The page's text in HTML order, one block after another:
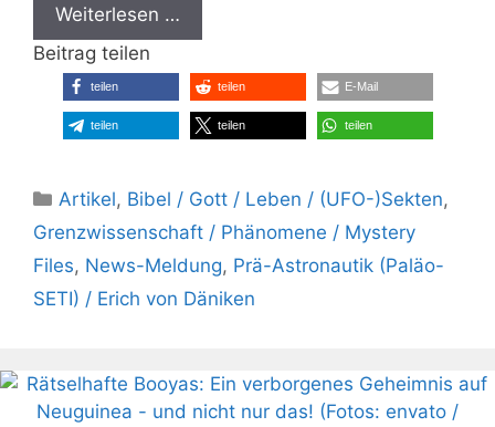
Weiterlesen …
Beitrag teilen
teilen teilen E-Mail
teilen teilen teilen
Kategorien
Artikel, Bibel / Gott / Leben / (UFO-)Sekten,
Grenzwissenschaft / Phänomene / Mystery
Files, News-Meldung, Prä-Astronautik (Paläo-
SETI) / Erich von Däniken